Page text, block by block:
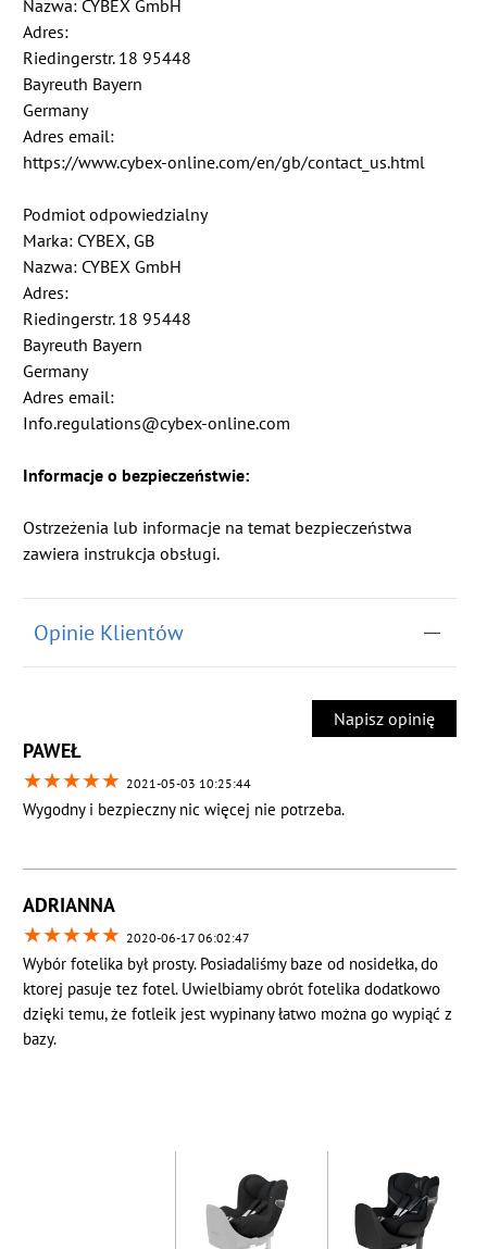
Nazwa: CYBEX GmbH
Adres:
Riedingerstr. 18 95448
Bayreuth Bayern
Germany
Adres email:
https://www.cybex-online.com/en/gb/contact_us.html
Podmiot odpowiedzialny
Marka: CYBEX, GB
Nazwa: CYBEX GmbH
Adres:
Riedingerstr. 18 95448
Bayreuth Bayern
Germany
Adres email:
Info.regulations@cybex-online.com
Informacje o bezpieczeństwie:
Ostrzeżenia lub informacje na temat bezpieczeństwa
zawiera instrukcja obsługi.
Opinie Klientów
Napisz opinię
PAWEŁ
★★★★★ 2021-05-03 10:25:44
Wygodny i bezpieczny nic więcej nie potrzeba.
ADRIANNA
★★★★★ 2020-06-17 06:02:47
Wybór fotelika był prosty. Posiadaliśmy baze od nosidełka, do
ktorej pasuje tez fotel. Uwielbiamy obrót fotelika dodatkowo
dzięki temu, że fotleik jest wypinany łatwo można go wypiąć z
bazy.